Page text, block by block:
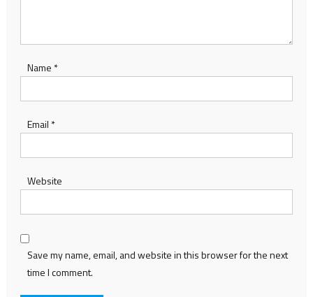
Name *
Email *
Website
Save my name, email, and website in this browser for the next
time I comment.